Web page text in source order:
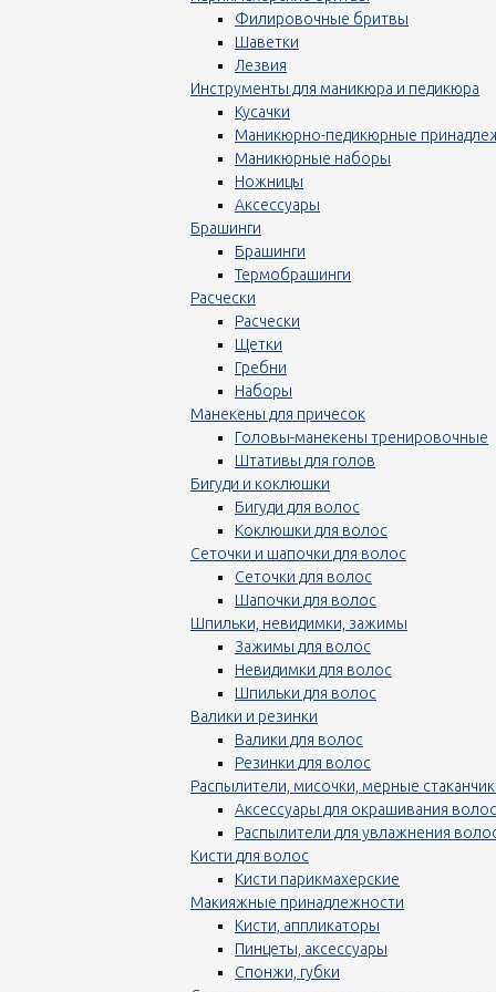
Филировочные бритвы
Шаветки
Лезвия
Инструменты для маникюра и педикюра
Кусачки
Маникюрно-педикюрные
Маникюрные наборы
Ножницы
Аксессуары
Брашинги
Брашинги
Термобрашинги
Расчески
Расчески
Щетки
Гребни
Наборы
Манекены для причесок
Головы-манекены тренировочные
Штативы для голов
Бигуди и коклюшки
Бигуди для волос
Коклюшки для волос
Сеточки и шапочки для волос
Сеточки для волос
Шапочки для волос
Шпильки, невидимки, зажимы
Зажимы для волос
Невидимки для волос
Шпильки для волос
Валики и резинки
Валики для волос
Резинки для волос
Распылители, мисочки, мерные
Аксессуары для окрашивания волос
Распылители для увлажнения
Кисти для волос
Кисти парикмахерские
Макияжные принадлежности
Кисти, аппликаторы
Пинцеты, аксессуары
Спонжи, губки